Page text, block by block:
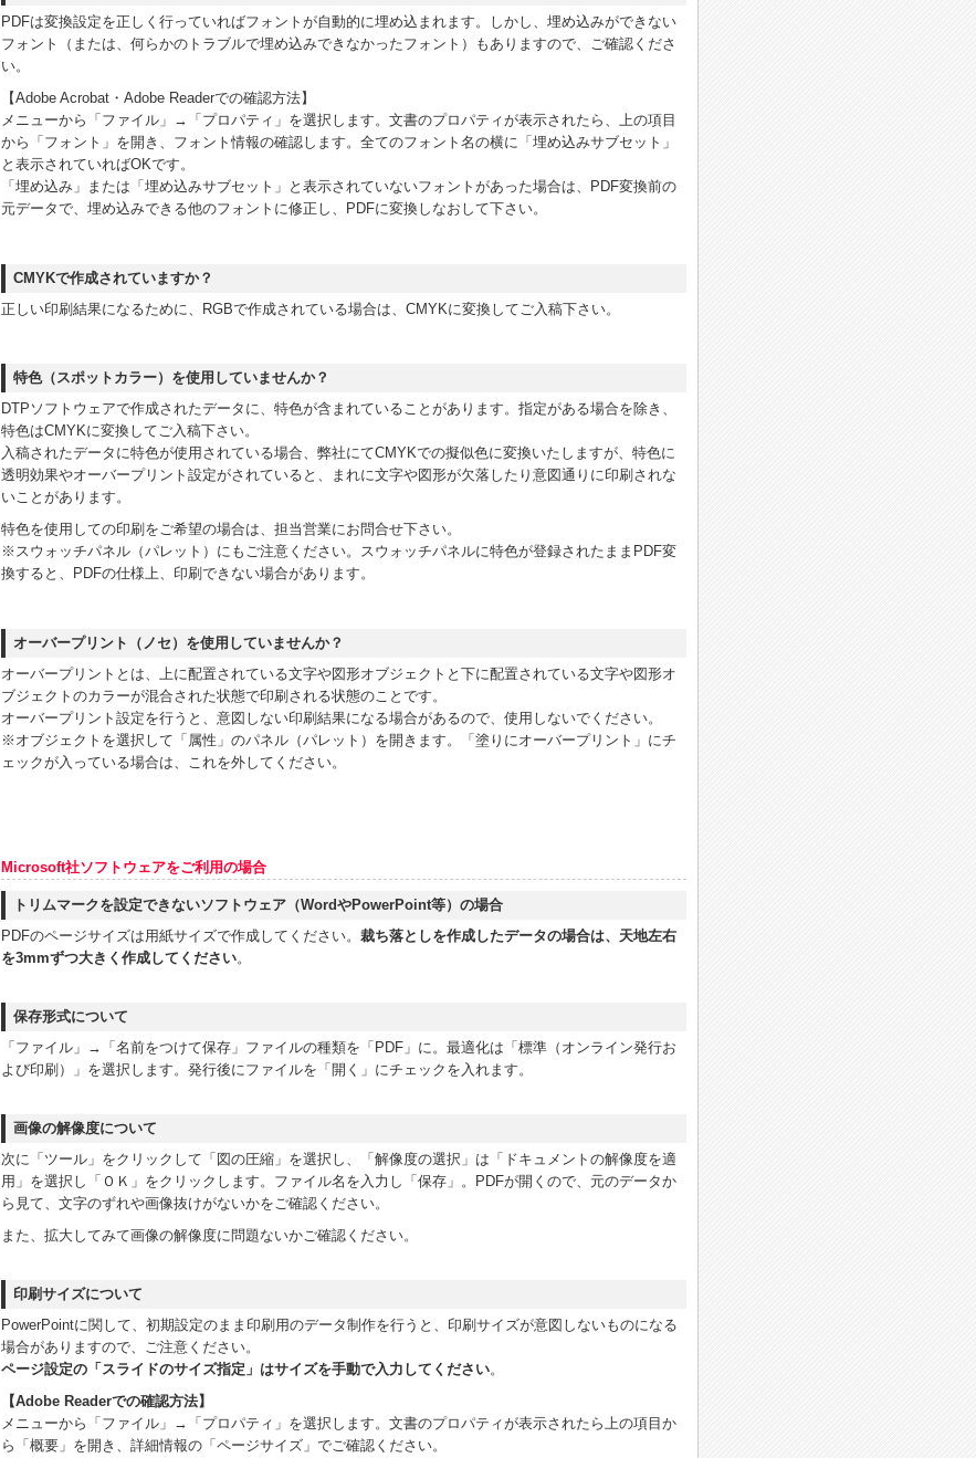
PDFは変換設定を正しく行っていればフォントが自動的に埋め込まれます。しかし、埋め込みができない
フォント（または、何らかのトラブルで埋め込みできなかったフォント）もありますので、ご確認くださ
い。
【Adobe Acrobat・Adobe Readerでの確認方法】
メニューから「ファイル」→「プロパティ」を選択します。文書のプロパティが表示されたら、上の項目
から「フォント」を開き、フォント情報の確認します。全てのフォント名の横に「埋め込みサブセット」
と表示されていればOKです。
「埋め込み」または「埋め込みサブセット」と表示されていないフォントがあった場合は、PDF変換前の
元データで、埋め込みできる他のフォントに修正し、PDFに変換しなおして下さい。
CMYKで作成されていますか？
正しい印刷結果になるために、RGBで作成されている場合は、CMYKに変換してご入稿下さい。
特色（スポットカラー）を使用していませんか？
DTPソフトウェアで作成されたデータに、特色が含まれていることがあります。指定がある場合を除き、
特色はCMYKに変換してご入稿下さい。
入稿されたデータに特色が使用されている場合、弊社にてCMYKでの擬似色に変換いたしますが、特色に
透明効果やオーバープリント設定がされていると、まれに文字や図形が欠落したり意図通りに印刷されな
いことがあります。
特色を使用しての印刷をご希望の場合は、担当営業にお問合せ下さい。
※スウォッチパネル（パレット）にもご注意ください。スウォッチパネルに特色が登録されたままPDF変
換すると、PDFの仕様上、印刷できない場合があります。
オーバープリント（ノセ）を使用していませんか？
オーバープリントとは、上に配置されている文字や図形オブジェクトと下に配置されている文字や図形オ
ブジェクトのカラーが混合された状態で印刷される状態のことです。
オーバープリント設定を行うと、意図しない印刷結果になる場合があるので、使用しないでください。
※オブジェクトを選択して「属性」のパネル（パレット）を開きます。「塗りにオーバープリント」にチ
ェックが入っている場合は、これを外してください。
Microsoft社ソフトウェアをご利用の場合
トリムマークを設定できないソフトウェア（WordやPowerPoint等）の場合
PDFのページサイズは用紙サイズで作成してください。 裁ち落としを作成したデータの場合は、天地左右
を3mmずつ大きく作成してください。
保存形式について
「ファイル」→「名前をつけて保存」ファイルの種類を「PDF」に。最適化は「標準（オンライン発行お
よび印刷）」を選択します。発行後にファイルを「開く」にチェックを入れます。
画像の解像度について
次に「ツール」をクリックして「図の圧縮」を選択し、「解像度の選択」は「ドキュメントの解像度を適
用」を選択し「ＯＫ」をクリックします。ファイル名を入力し「保存」。PDFが開くので、元のデータか
ら見て、文字のずれや画像抜けがないかをご確認ください。
また、拡大してみて画像の解像度に問題ないかご確認ください。
印刷サイズについて
PowerPointに関して、初期設定のまま印刷用のデータ制作を行うと、印刷サイズが意図しないものになる
場合がありますので、ご注意ください。
ページ設定の「スライドのサイズ指定」はサイズを手動で入力してください。
【Adobe Readerでの確認方法】
メニューから「ファイル」→「プロパティ」を選択します。文書のプロパティが表示されたら上の項目か
ら「概要」を開き、詳細情報の「ページサイズ」でご確認ください。